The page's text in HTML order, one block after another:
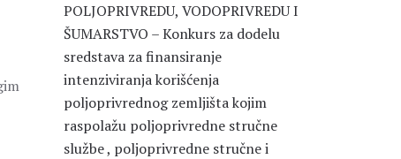
POLJOPRIVREDU, VODOPRIVREDU I
ŠUMARSTVO – Konkurs za dodelu
sredstava za finansiranje
intenziviranja korišćenja
poljoprivrednog zemljišta kojim
raspolažu poljoprivredne stručne
službe , poljoprivredne stručne i